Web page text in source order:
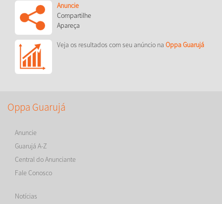
Anuncie
Compartilhe
Apareça
Veja os resultados com seu anúncio na Oppa Guarujá
Oppa Guarujá
Anuncie
Guarujá A-Z
Central do Anunciante
Fale Conosco
Notícias